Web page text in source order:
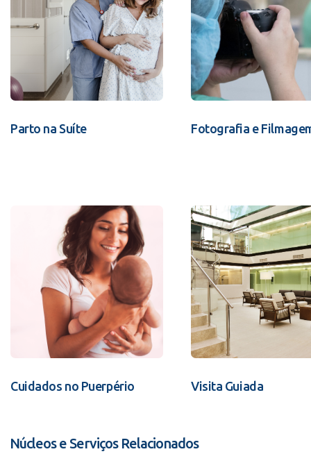
Parto na Suíte Fotografia e
Cuidados no Puerpério Visita Guiada
Núcleos e Serviços Relacionados